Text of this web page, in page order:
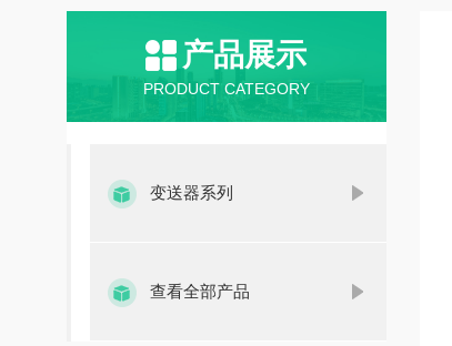
产品展示
PRODUCT CATEGORY
变送器系列
查看全部产品